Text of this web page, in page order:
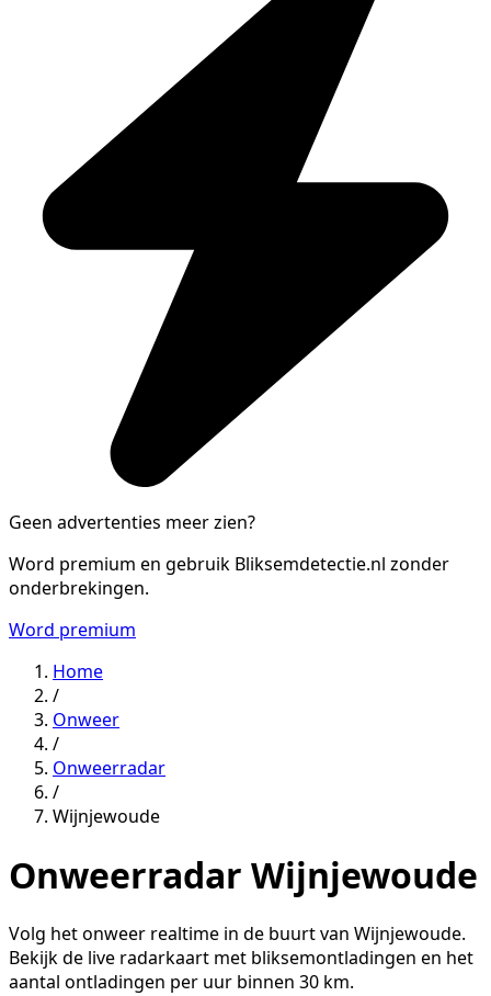
Geen advertenties meer zien?
Word premium en gebruik Bliksemdetectie.nl zonder
onderbrekingen.
Word premium
Home
/
Onweer
/
Onweerradar
/
Wijnjewoude
Onweerradar Wijnjewoude
Volg het onweer realtime in de buurt van Wijnjewoude.
Bekijk de live radarkaart met bliksemontladingen en het
aantal ontladingen per uur binnen 30 km.